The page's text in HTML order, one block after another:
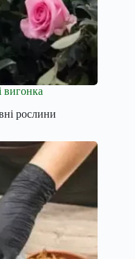
вигонка
рослини